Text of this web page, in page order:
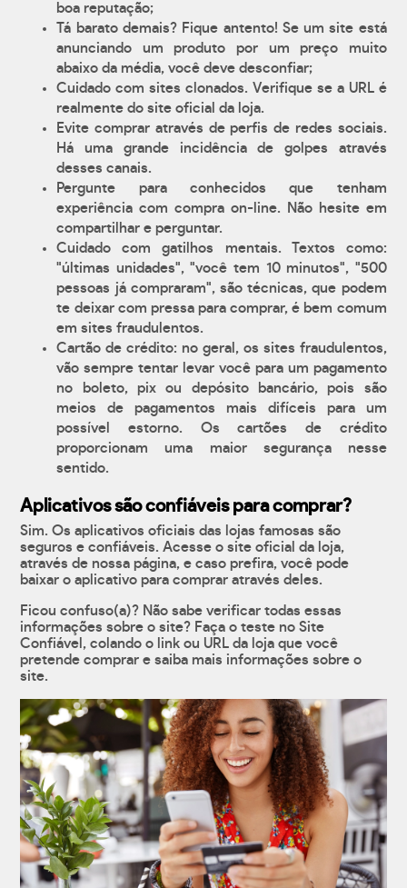
boa reputação;
Tá barato demais? Fique antento! Se um site está
anunciando um produto por um preço muito
abaixo da média, você deve desconfiar;
Cuidado com sites clonados. Verifique se a URL é
realmente do site oficial da loja.
Evite comprar através de perfis de redes sociais.
Há uma grande incidência de golpes através
desses canais.
Pergunte para conhecidos que tenham
experiência com compra on-line. Não hesite em
compartilhar e perguntar.
Cuidado com gatilhos mentais. Textos como:
"últimas unidades", "você tem 10 minutos", "500
pessoas já compraram", são técnicas, que podem
te deixar com pressa para comprar, é bem comum
em sites fraudulentos.
Cartão de crédito: no geral, os sites fraudulentos,
vão sempre tentar levar você para um pagamento
no boleto, pix ou depósito bancário, pois são
meios de pagamentos mais difíceis para um
possível estorno. Os cartões de crédito
proporcionam uma maior segurança nesse
sentido.
Aplicativos são confiáveis para comprar?
Sim. Os aplicativos oficiais das lojas famosas são
seguros e confiáveis. Acesse o site oficial da loja,
através de nossa página, e caso prefira, você pode
baixar o aplicativo para comprar através deles.
Ficou confuso(a)? Não sabe verificar todas essas
informações sobre o site? Faça o teste no Site
Confiável, colando o link ou URL da loja que você
pretende comprar e saiba mais informações sobre o
site.